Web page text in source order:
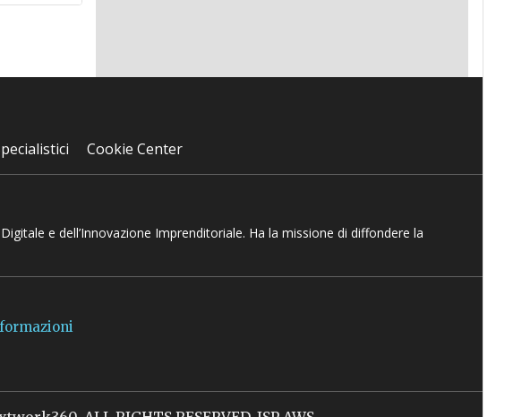
Cookie Center
e dell’Innovazione Imprenditoriale. Ha la missione di diffondere la